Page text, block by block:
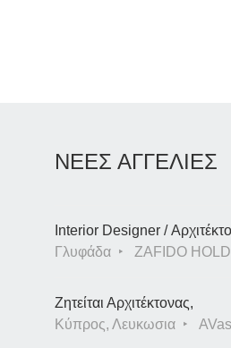
ΝΕΕΣ ΑΓΓΕΛΙΕΣ
Interior Designer /
Γλυφάδα
ZAFIDO
Ζητείται Αρχιτέκτονας,
Κύπρος, Λευκωσια